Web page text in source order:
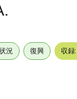
況 復興 収録